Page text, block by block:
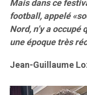
Mais dans ce
football, appelé
Nord, n’y a occupé
une époque très
Jean-Guillaume